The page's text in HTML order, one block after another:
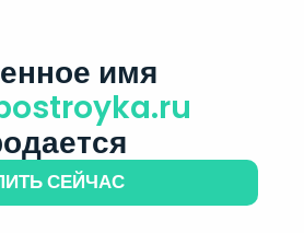
имя
СЕЙЧАС